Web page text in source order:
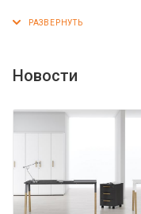
из ЛДСП, а верхняя -
увеличенной длины.
Новости